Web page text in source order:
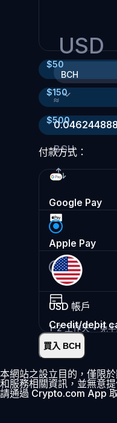
USD
BCH
≈
0.046244888
BCH
$50
$150
$500
付款方式：
Google Pay
Apple Pay
USD 帳戶
1-2 工作天 • 免
存入
Credit/debit
即時•
首 30 日 0% 費用
買入 BCH
本網站之設立目的，僅限
和服務相關資訊，並無意
請通過 Crypto.com App